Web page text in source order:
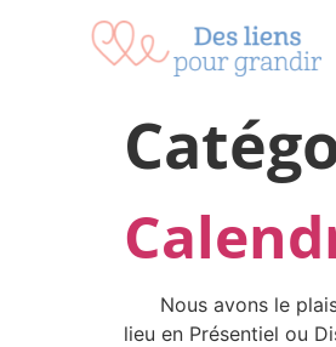
Nous avons le
lieu en Présentiel ou